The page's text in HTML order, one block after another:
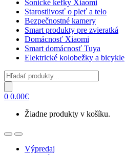
Sonické kefky Xiaomi
Starostlivosť o pleť a telo
Bezpečnostné kamery
Smart produkty pre zvieratká
Domácnosť Xiaomi
Smart domácnosť Tuya
Elektrické kolobežky a bicykle
Products
search
0 0.00€
Žiadne produkty v košíku.
OpenClose
Výpredaj